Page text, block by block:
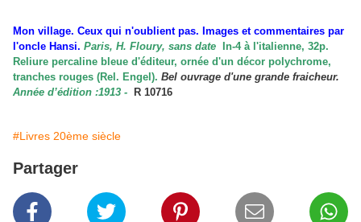
Mon village. Ceux qui n'oublient pas. Images et commentaires par
l'oncle Hansi. Paris, H. Floury, sans date In-4 à l'italienne, 32p.
Reliure percaline bleue d'éditeur, ornée d'un décor polychrome,
tranches rouges (Rel. Engel). Bel ouvrage d'une grande fraicheur.
Année d’édition :1913 -
R 10716
#Livres 20ème siècle
Partager